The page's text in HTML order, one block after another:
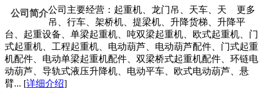
公司简介
更多
公司主要经营：起重机、龙门吊、天车、天
吊、行车、架桥机、提梁机、升降货梯、升降平
台、起重设备、单梁起重机、吨双梁起重机、欧式起重机、门
式起重机、工程起重机、电动葫芦、电动葫芦配件、门式起重
机配件、电动单梁起重机配件、双梁桥式起重机配件、环链电
动葫芦、导轨式液压升降机、电动平车、欧式电动葫芦、悬
臂... [详细介绍]